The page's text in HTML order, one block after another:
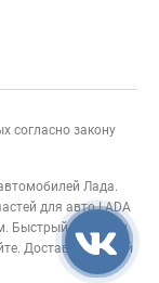
согласно закону
Лада.
для авто LADA
Быстрый подбор и
Доставка по всей